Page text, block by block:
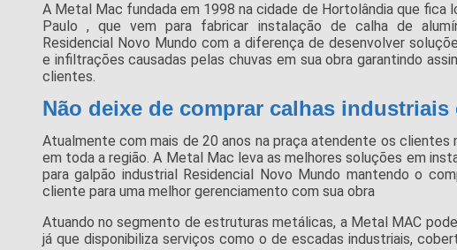
A Metal Mac fundada em 1998 na cidade de Hortolândia que fica
Paulo , que vem para fabricar instalação de calha de
Residencial Novo Mundo com a diferença de desenvolver
e infiltrações causadas pelas chuvas em sua obra garantindo
clientes.
Não deixe de comprar calhas industriais
Atualmente com mais de 20 anos na praça atendente os clientes
em toda a região. A Metal Mac leva as melhores soluções em
para galpão industrial Residencial Novo Mundo mantendo o
cliente para uma melhor gerenciamento com sua obra
Atuando no segmento de estruturas metálicas, a Metal MAC
já que disponibiliza serviços como o de escadas industriais,